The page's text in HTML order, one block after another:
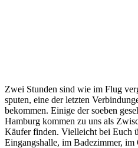
Zwei Stunden sind wie im Flug
sputen, eine der letzten
bekommen. Einige der soeben
Hamburg kommen zu uns als
Käufer finden. Vielleicht bei Euch
Eingangshalle, im Badezimmer,